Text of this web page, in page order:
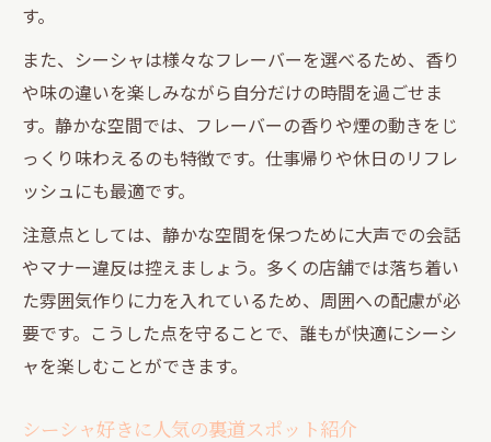
す。
また、シーシャは様々なフレーバーを選べるため、香り
や味の違いを楽しみながら自分だけの時間を過ごせま
す。静かな空間では、フレーバーの香りや煙の動きをじ
っくり味わえるのも特徴です。仕事帰りや休日のリフレ
ッシュにも最適です。
注意点としては、静かな空間を保つために大声での会話
やマナー違反は控えましょう。多くの店舗では落ち着い
た雰囲気作りに力を入れているため、周囲への配慮が必
要です。こうした点を守ることで、誰もが快適にシーシ
ャを楽しむことができます。
シーシャ好きに人気の裏道スポット紹介